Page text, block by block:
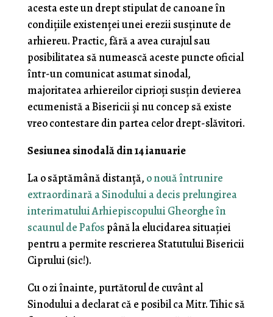
acesta este un drept stipulat de canoane în
condițiile existenței unei erezii susținute de
arhiereu. Practic, fără a avea curajul sau
posibilitatea să numească aceste puncte oficial
într-un comunicat asumat sinodal,
majoritatea arhiereilor ciprioți susțin devierea
ecumenistă a Bisericii și nu concep să existe
vreo contestare din partea celor drept-slăvitori.
Sesiunea sinodală din 14 ianuarie
La o săptămână distanță, o nouă întrunire
extraordinară a Sinodului a decis prelungirea
interimatului Arhiepiscopului Gheorghe în
scaunul de Pafos până la elucidarea situației
pentru a permite rescrierea Statutului Bisericii
Ciprului (sic!).
Cu o zi înainte, purtătorul de cuvânt al
Sinodului a declarat că e posibil ca Mitr. Tihic să